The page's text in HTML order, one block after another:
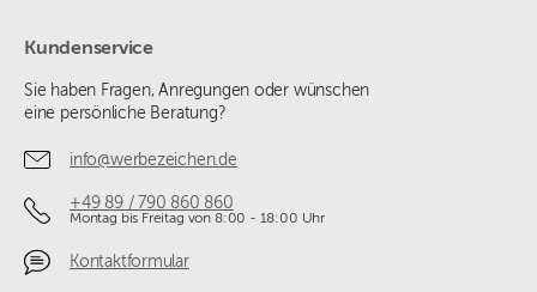
Kundenservice
Sie haben Fragen, Anregungen oder wünschen
eine persönliche Beratung?
info@werbezeichen.de
+49 89 / 790 860 860
Montag bis Freitag von 8:00 - 18:00 Uhr
Kontaktformular